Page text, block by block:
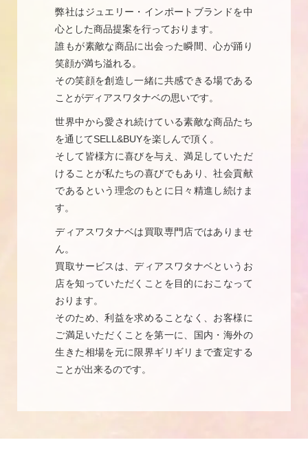
弊社はジュエリー・インポートブランドを中
心とした商品提案を行っております。
誰もが素敵な商品に出会った瞬間、心が踊り
笑顔が満ち溢れる。
その笑顔を創造し一緒に共感できる場である
ことがディアスワタナベの思いです。
世界中から愛され続けている素敵な商品たち
を通じてSELL&BUYを楽しんで頂く。
そして皆様方に喜びを与え、満足していただ
けることが私たちの喜びでもあり、社会貢献
であるという理念のもとに日々精進し続けま
す。
ディアスワタナベは買取専門店ではありませ
ん。
買取サービスは、ディアスワタナベというお
店を知っていただくことを目的におこなって
おります。
そのため、利益を求めることなく、お客様に
ご満足いただくことを第一に、国内・海外の
生きた相場を元に限界ギリギリまで査定する
ことが出来るのです。